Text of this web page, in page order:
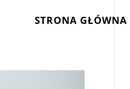
STRONA GŁÓWNA